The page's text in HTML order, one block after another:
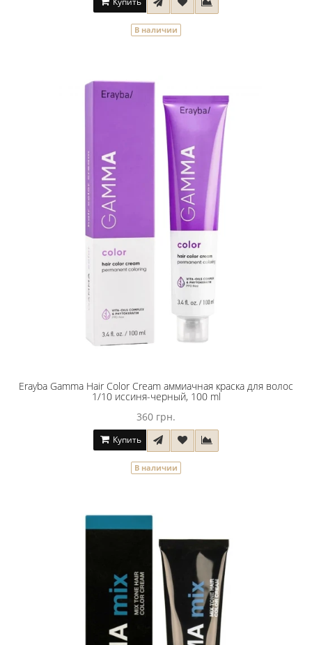
В наличии
Erayba Gamma Hair Color Cream аммиачная краска для волос
1/10 иссиня-черный, 100 ml
360 грн.
Купить
В наличии